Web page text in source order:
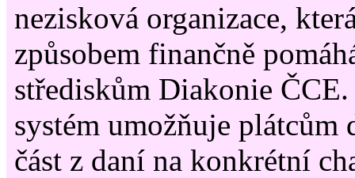
nezisková organizace,
způsobem finančně
střediskům Diakonie
systém umožňuje plátcům
část z daní na konkrétní